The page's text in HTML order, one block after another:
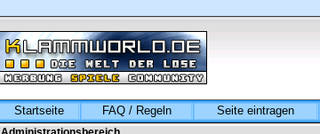
Startseite FAQ / Regeln Seite eintragen